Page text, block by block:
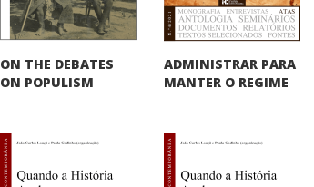
ON THE DEBATES
ON POPULISM
ADMINISTRAR PARA
MANTER O REGIME